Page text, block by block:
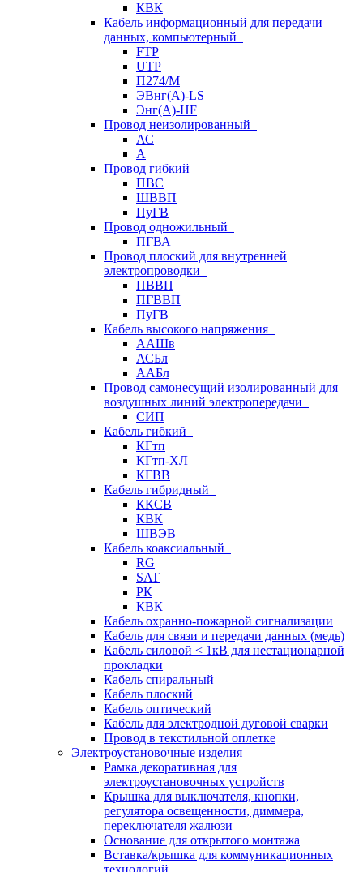
КВК
Кабель информационный для передачи
данных, компьютерный
FTP
UTP
П274/М
ЭВнг(А)-LS
Энг(А)-HF
Провод неизолированный
АС
А
Провод гибкий
ПВС
ШВВП
ПуГВ
Провод одножильный
ПГВА
Провод плоский для внутренней
электропроводки
ПВВП
ПГВВП
ПуГВ
Кабель высокого напряжения
ААШв
АСБл
ААБл
Провод самонесущий изолированный для
воздушных линий электропередачи
СИП
Кабель гибкий
КГтп
КГтп-ХЛ
КГВВ
Кабель гибридный
ККСВ
КВК
ШВЭВ
Кабель коаксиальный
RG
SAT
РК
КВК
Кабель охранно-пожарной сигнализации
Кабель для связи и передачи данных (медь)
Кабель силовой < 1кВ для нестационарной
прокладки
Кабель спиральный
Кабель плоский
Кабель оптический
Кабель для электродной дуговой сварки
Провод в текстильной оплетке
Электроустановочные изделия
Рамка декоративная для
электроустановочных устройств
Крышка для выключателя, кнопки,
регулятора освещенности, диммера,
переключателя жалюзи
Основание для открытого монтажа
Вставка/крышка для коммуникационных
технологий